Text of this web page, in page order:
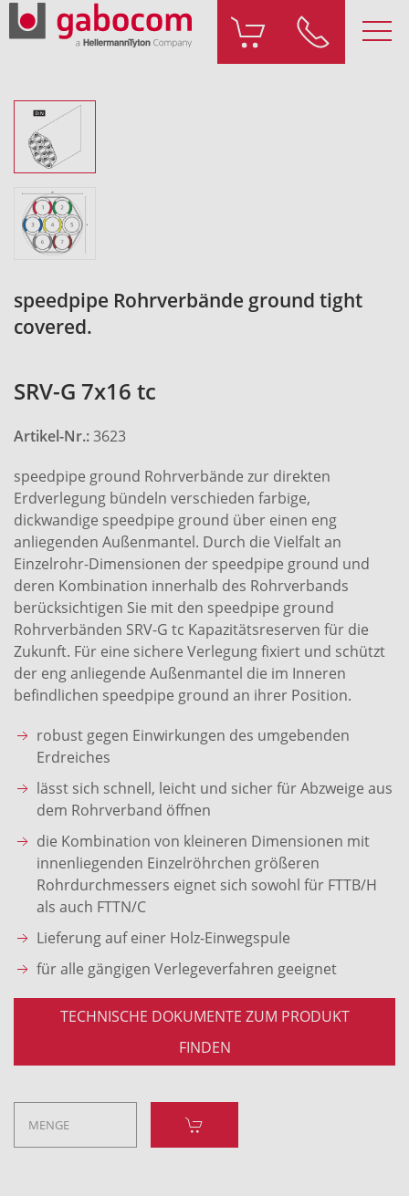
speedpipe Rohrverbände ground tight
covered.
SRV-G 7x16 tc
Artikel-Nr.:3623
speedpipe ground Rohrverbände zur direkten
Erdverlegung bündeln verschieden farbige,
dickwandige speedpipe ground über einen eng
anliegenden Außenmantel. Durch die Vielfalt an
Einzelrohr-Dimensionen der speedpipe ground und
deren Kombination innerhalb des Rohrverbands
berücksichtigen Sie mit den speedpipe ground
Rohrverbänden SRV-G tc Kapazitätsreserven für die
Zukunft. Für eine sichere Verlegung fixiert und schützt
der eng anliegende Außenmantel die im Inneren
befindlichen speedpipe ground an ihrer Position.
robust gegen Einwirkungen des umgebenden
Erdreiches
lässt sich schnell, leicht und sicher für Abzweige aus
dem Rohrverband öffnen
die Kombination von kleineren Dimensionen mit
innenliegenden Einzelröhrchen größeren
Rohrdurchmessers eignet sich sowohl für FTTB/H
als auch FTTN/C
Lieferung auf einer Holz-Einwegspule
für alle gängigen Verlegeverfahren geeignet
TECHNISCHE DOKUMENTE ZUM PRODUKT
FINDEN